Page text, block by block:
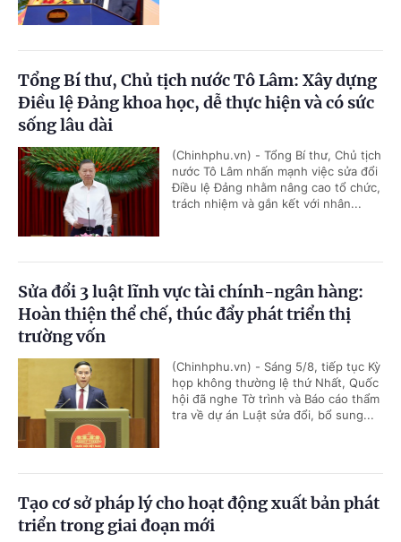
Tổng Bí thư, Chủ tịch nước Tô Lâm: Xây dựng
Điều lệ Đảng khoa học, dễ thực hiện và có sức
sống lâu dài
(Chinhphu.vn) - Tổng Bí thư, Chủ tịch
nước Tô Lâm nhấn mạnh việc sửa đổi
Điều lệ Đảng nhằm nâng cao tổ chức,
trách nhiệm và gắn kết với nhân...
Sửa đổi 3 luật lĩnh vực tài chính-ngân hàng:
Hoàn thiện thể chế, thúc đẩy phát triển thị
trường vốn
(Chinhphu.vn) - Sáng 5/8, tiếp tục Kỳ
họp không thường lệ thứ Nhất, Quốc
hội đã nghe Tờ trình và Báo cáo thẩm
tra về dự án Luật sửa đổi, bổ sung...
Tạo cơ sở pháp lý cho hoạt động xuất bản phát
triển trong giai đoạn mới